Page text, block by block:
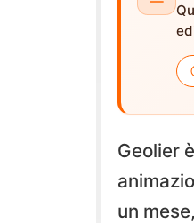
Geolier
un